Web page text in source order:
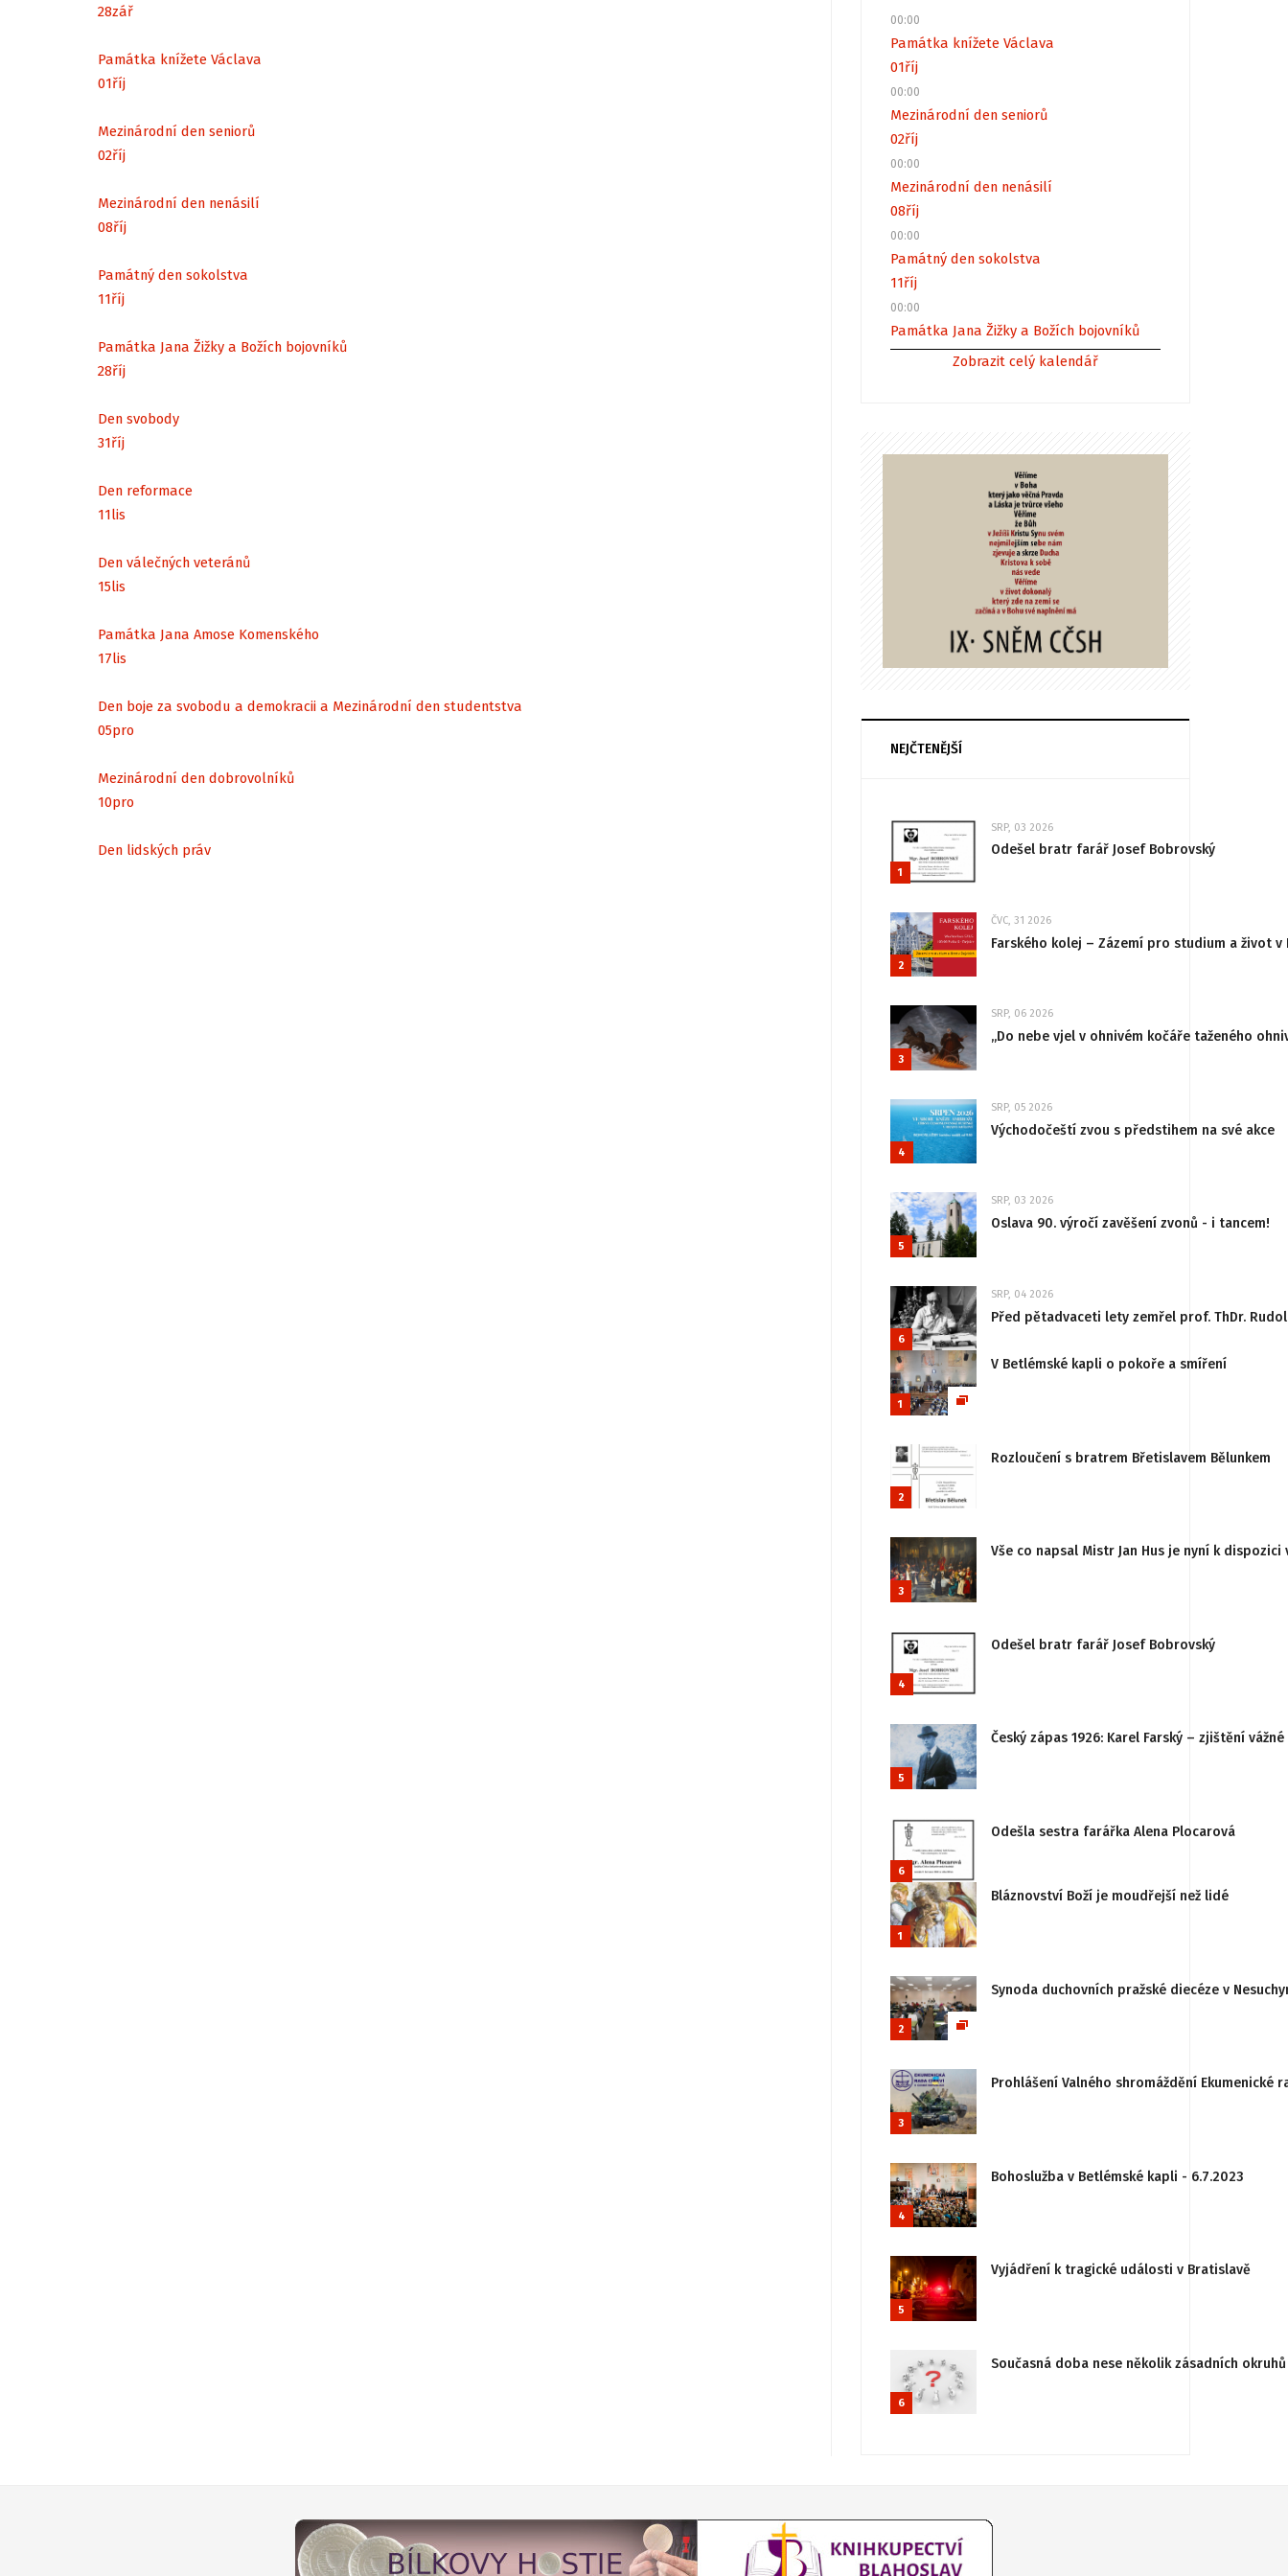
28zář
Památka knížete Václava
01říj
Mezinárodní den seniorů
02říj
Mezinárodní den nenásilí
08říj
Památný den sokolstva
11říj
Památka Jana Žižky a Božích bojovníků
28říj
Den svobody
31říj
Den reformace
11lis
Den válečných veteránů
15lis
Památka Jana Amose Komenského
17lis
Den boje za svobodu a demokracii a Mezinárodní den studentstva
05pro
Mezinárodní den dobrovolníků
10pro
Den lidských práv
00:00
Památka knížete Václava
01říj
00:00
Mezinárodní den seniorů
02říj
00:00
Mezinárodní den nenásilí
08říj
00:00
Památný den sokolstva
11říj
00:00
Památka Jana Žižky a Božích bojovníků
Zobrazit celý kalendář
NEJČTENĚJŠÍ
1
SRP, 03 2026
Odešel bratr farář Josef Bobrovský
2
ČVC, 31 2026
Farského kolej – Zázemí pro studium a život v
3
SRP, 06 2026
„Do nebe vjel v ohnivém kočáře taženého
4
SRP, 05 2026
Východočeští zvou s předstihem na své akce
5
SRP, 03 2026
Oslava 90. výročí zavěšení zvonů - i tancem!
6
SRP, 04 2026
Před pětadvaceti lety zemřel prof. ThDr.
1
V Betlémské kapli o pokoře a smíření
2
Rozloučení s bratrem Břetislavem Bělunkem
3
Vše co napsal Mistr Jan Hus je nyní k
4
Odešel bratr farář Josef Bobrovský
5
Český zápas 1926: Karel Farský – zjištění
6
Odešla sestra farářka Alena Plocarová
1
Bláznovství Boží je moudřejší než lidé
2
Synoda duchovních pražské diecéze v
3
Prohlášení Valného shromáždění
4
Bohoslužba v Betlémské kapli - 6.7.2023
5
Vyjádření k tragické události v Bratislavě
6
Současná doba nese několik zásadních